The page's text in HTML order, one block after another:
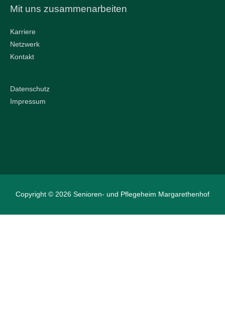
Mit uns zusammenarbeiten
Karriere
Netzwerk
Kontakt
Datenschutz
Impressum
Copyright © 2026 Senioren- und Pflegeheim Margarethenhof